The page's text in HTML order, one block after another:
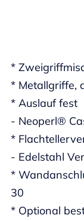
*
* Metallgriffe,
* Auslauf fest
- Neoperl®
*
- Edelstahl
*
30
* Optional